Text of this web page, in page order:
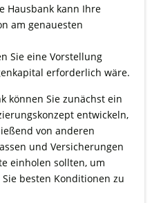
Hausbank kann Ihre
am genauesten
Sie eine Vorstellung
erforderlich wäre.
können Sie zunächst ein
entwickeln,
von anderen
und Versicherungen
einholen sollten, um
besten Konditionen zu